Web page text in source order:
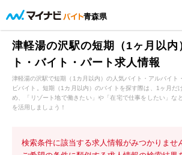
青森県
津軽湯の沢駅の短期（1ヶ月以内
ト・バイト・パート求人情報
津軽湯の沢駅で短期（1カ月以内）の人気バイト・アルバイト
ビバイト。短期（1カ月以内）のバイトを探す際は、1ヶ月だ
め、「リゾート地で働きたい」や「在宅で仕事をしたい」な
を活用しましょう！
検索条件に該当する求人情報がみつかりませ